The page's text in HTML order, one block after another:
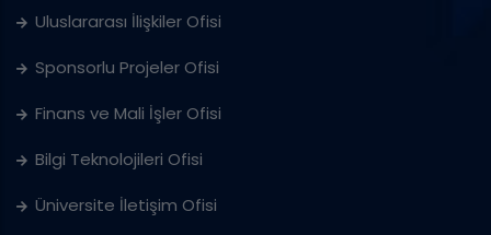
Uluslararası İlişkiler Ofisi
Sponsorlu Projeler Ofisi
Finans ve Mali İşler Ofisi
Bilgi Teknolojileri Ofisi
Üniversite İletişim Ofisi